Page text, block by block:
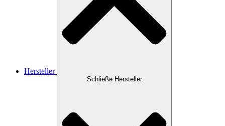
Hersteller
Schließe Hersteller